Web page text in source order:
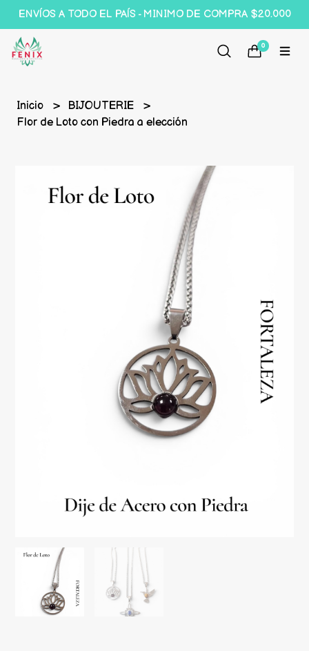
ENVÍOS A TODO EL PAÍS - MINIMO DE COMPRA $20.000
0
Inicio
BIJOUTERIE
Flor de Loto con Piedra a elección